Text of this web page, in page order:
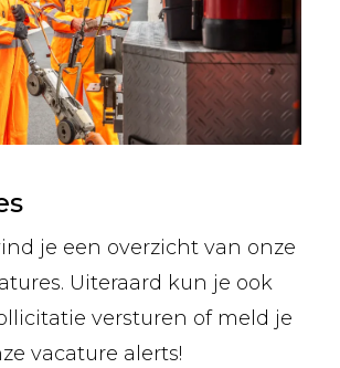
je een overzicht van onze
Uiteraard kun je ook
versturen of meld je
vacature alerts!